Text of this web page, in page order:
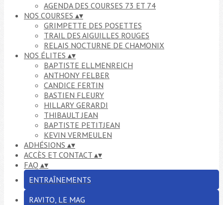
AGENDA DES COURSES 73 ET 74
NOS COURSES ▴▾
GRIMPETTE DES POSETTES
TRAIL DES AIGUILLES ROUGES
RELAIS NOCTURNE DE CHAMONIX
NOS ÉLITES ▴▾
BAPTISTE ELLMENREICH
ANTHONY FELBER
CANDICE FERTIN
BASTIEN FLEURY
HILLARY GERARDI
THIBAULT JEAN
BAPTISTE PETITJEAN
KEVIN VERMEULEN
ADHÉSIONS ▴▾
ACCÈS ET CONTACT ▴▾
FAQ ▴▾
ENTRAÎNEMENTS
RAVITO, LE MAG